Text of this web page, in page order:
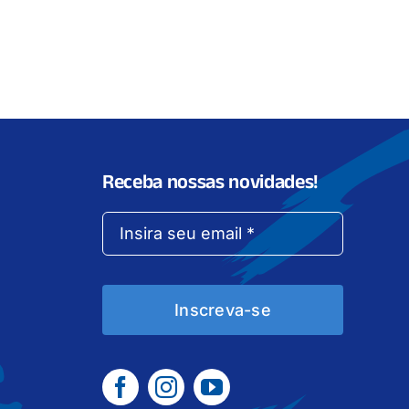
Receba nossas novidades!
Inscreva-se